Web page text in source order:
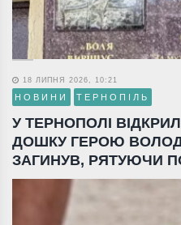
18 ЛИПНЯ 2026, 10:21
НОВИНИ ТЕРНОПІЛЬ
У ТЕРНОПОЛІ
ДОШКУ ГЕРОЮ
ЗАГИНУВ, РЯТУЮЧИ